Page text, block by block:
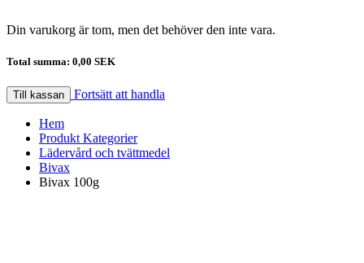
Din varukorg är tom, men det behöver den inte vara.
Total summa: 0,00 SEK
Till kassan Fortsätt att handla
Hem
Produkt Kategorier
Lädervård och tvättmedel
Bivax
Bivax 100g